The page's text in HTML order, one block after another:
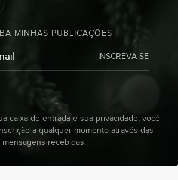
MINHAS PUBLICAÇÕES
INSCREVA-SE
caixa de entrada e sua privacidade, você
a qualquer momento através das
mensagens recebidas.